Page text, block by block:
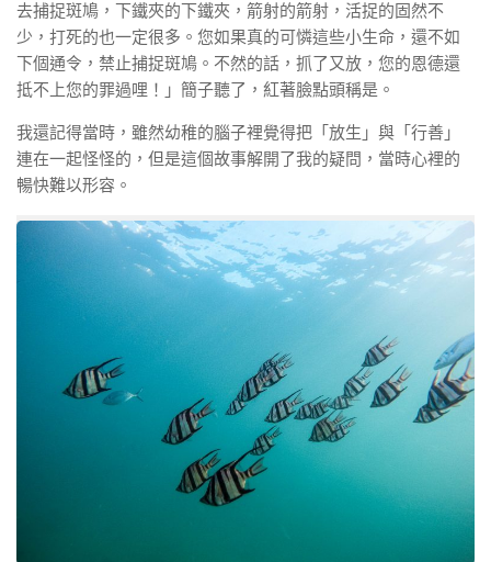
去捕捉斑鳩，下鐵夾的下鐵夾，箭射的箭射，活捉的固然不
少，打死的也一定很多。您如果真的可憐這些小生命，還不如
下個通令，禁止捕捉斑鳩。不然的話，抓了又放，您的恩德還
抵不上您的罪過哩！」簡子聽了，紅著臉點頭稱是。
我還記得當時，雖然幼稚的腦子裡覺得把「放生」與「行善」
連在一起怪怪的，但是這個故事解開了我的疑問，當時心裡的
暢快難以形容。